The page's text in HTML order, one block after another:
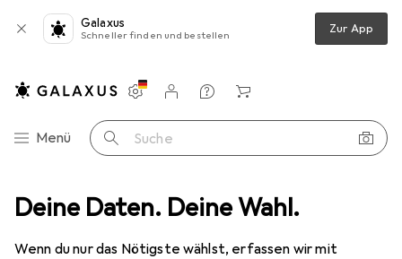
Deine Daten. Deine Wahl.
Wenn du nur das Nötigste wählst, erfassen wir mit
Galaxus
Schneller finden und bestellen Zur App
Navigation nach Kategorien
Menü Suche
Einstellungen
Kundenkonto
Vergleichslisten
Merklisten
Warenkorb
Lichttechnik Scheinwerfer Eurolite LED IP FL-30 SMD RGB